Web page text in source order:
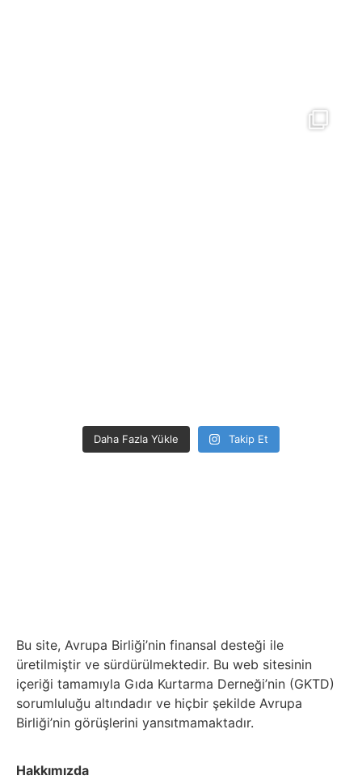
Daha Fazla Yükle Takip Et
Bu site, Avrupa Birliği’nin finansal desteği ile
üretilmiştir ve sürdürülmektedir. Bu web sitesinin
içeriği tamamıyla Gıda Kurtarma Derneği’nin (GKTD)
sorumluluğu altındadır ve hiçbir şekilde Avrupa
Birliği’nin görüşlerini yansıtmamaktadır.
Hakkımızda